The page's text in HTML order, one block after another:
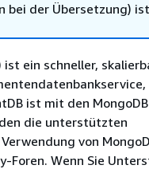
bei der Übersetzung)
ein schneller,
ist mit den
die unterstützten
von
Foren. Wenn Sie